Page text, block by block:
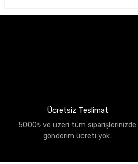
Ücretsiz Teslimat
5000₺ ve üzeri tüm siparişlerinizde
gönderim ücreti yok.